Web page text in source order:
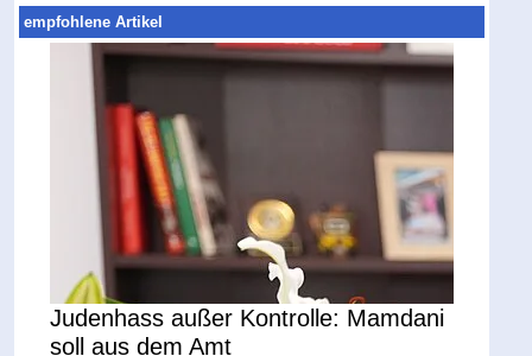
empfohlene Artikel
Judenhass außer Kontrolle: Mamdani
soll aus dem Amt